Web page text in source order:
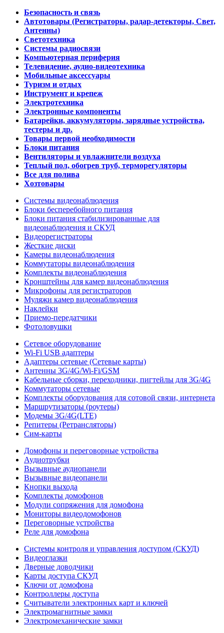
Безопасность и связь
Автотовары (Регистраторы, радар-детекторы, Свет,
Антенны)
Светотехника
Системы радиосвязи
Компьютерная периферия
Телевидение, аудио-видеотехника
Мобильные аксессуары
Туризм и отдых
Инструмент и крепеж
Электротехника
Электронные компоненты
Батарейки, аккумуляторы, зарядные устройства,
тестеры и др.
Товары первой необходимости
Блоки питания
Вентиляторы и увлажнители воздуха
Теплый пол, обогрев труб, терморегуляторы
Все для полива
Хозтовары
Системы видеонаблюдения
Блоки бесперебойного питания
Блоки питания стабилизированные для
видеонаблюдения и СКУД
Видеорегистраторы
Жесткие диски
Камеры видеонаблюдения
Коммутаторы видеонаблюдения
Комплекты видеонаблюдения
Кронштейны для камер видеонаблюдения
Микрофоны для регистраторов
Муляжи камер видеонаблюдения
Наклейки
Приемо-передатчики
Фотоловушки
Сетевое оборудование
Wi-Fi USB адаптеры
Адаптеры сетевые (Сетевые карты)
Антенны 3G/4G/Wi-Fi/GSM
Кабельные сборки, переходники, пигтейлы для 3G/4G
Коммутаторы сетевые
Комплекты оборудования для сотовой связи, интернета
Маршрутизаторы (роутеры)
Модемы 3G/4G(LTE)
Репитеры (Ретрансляторы)
Сим-карты
Домофоны и переговорные устройства
Аудиотрубки
Вызывные аудиопанели
Вызывные видеопанели
Кнопки выхода
Комплекты домофонов
Модули сопряжения для домофона
Мониторы видеодомофонов
Переговорные устройства
Реле для домофона
Системы контроля и управления доступом (СКУД)
Видеоглазки
Дверные доводчики
Карты доступа СКУД
Ключи от домофона
Контроллеры доступа
Считыватели электронных карт и ключей
Электромагнитные замки
Электромеханические замки